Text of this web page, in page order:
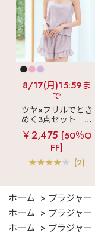
8/17(月)15:59ま
で
ツヤ×フリルでとき
めく3点セット
シ
ルキー ショートパ
ンツ 3点セット
￥2,475 [50％O
FF]
(2)
ホーム
ブラジャー
ホーム
ブラジャー
ホーム
ブラジャー